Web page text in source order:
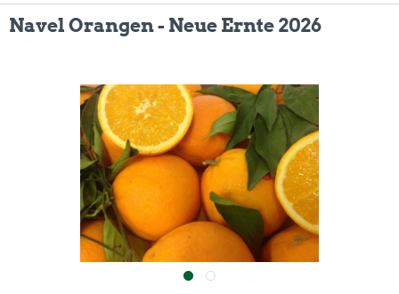
Navel Orangen - Neue Ernte 2026